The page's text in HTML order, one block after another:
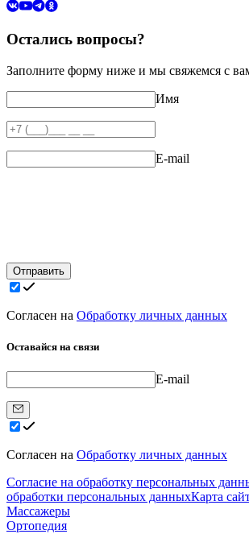
Остались вопросы?
Заполните форму ниже и мы свяжемся с
Имя
E-mail
Отправить
Согласен на Обработку личных данных
Оставайся на связи
E-mail
Согласен на Обработку личных данных
Согласие на обработку персональных
обработки персональных данныхКарта
Массажеры
Ортопедия